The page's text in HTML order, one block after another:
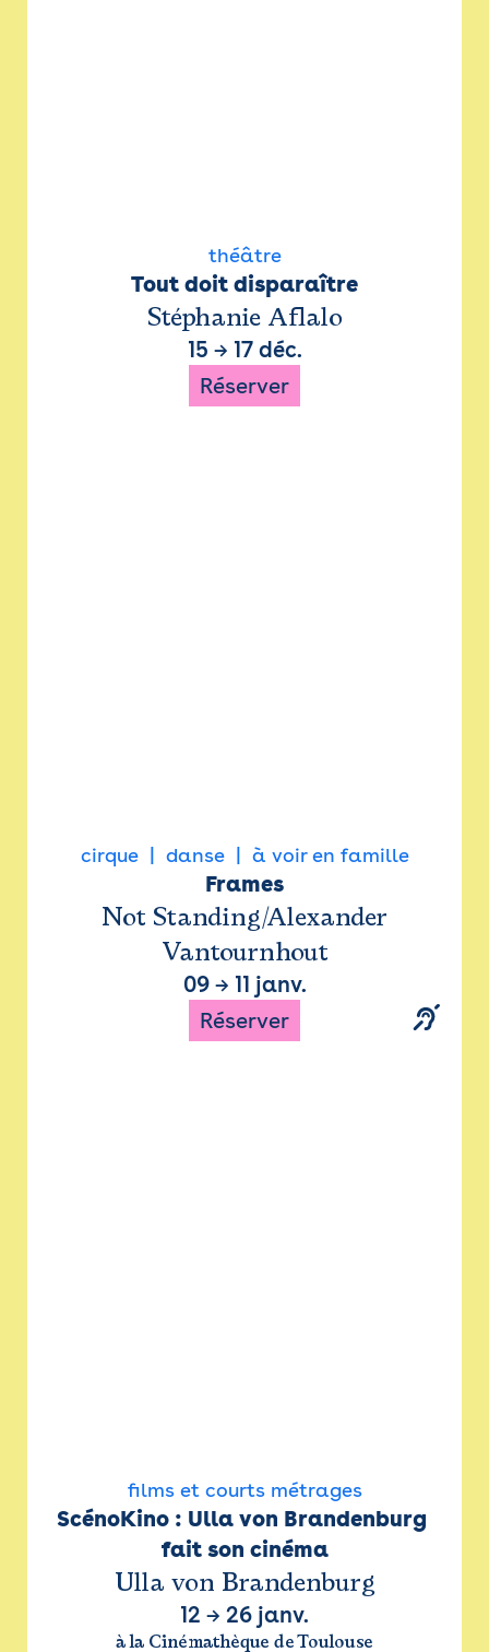
théâtre
Tout doit disparaître
Stéphanie Aflalo
15 → 17 déc.
Réserver
cirque danse à voir en famille
Frames
Not Standing/Alexander
Vantournhout
09→ 11 janv.
Réserver
films et courts métrages
ScénoKino : Ulla von Brandenburg
fait son cinéma
Ulla von Brandenburg
12 → 26 janv.
à la Cinémathèque de Toulouse